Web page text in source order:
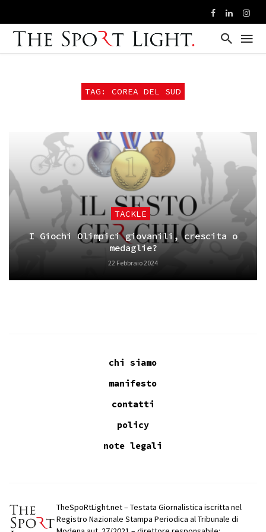
TAG: COREA DEL SUD
TACKLE
I Giochi Olimpici giovanili, crescita o
medaglie?
22 Febbraio 2024
chi siamo
manifesto
contatti
policy
note legali
TheSpoRtLight.net – Testata Giornalistica iscritta nel
Registro Nazionale Stampa Periodica al Tribunale di